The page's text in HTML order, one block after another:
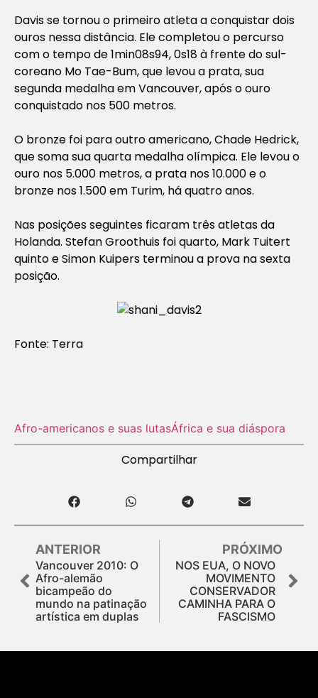
Davis se tornou o primeiro atleta a conquistar dois
ouros nessa distância. Ele completou o percurso
com o tempo de 1min08s94, 0s18 à frente do sul-
coreano Mo Tae-Bum, que levou a prata, sua
segunda medalha em Vancouver, após o ouro
conquistado nos 500 metros.
O bronze foi para outro americano, Chade Hedrick,
que soma sua quarta medalha olímpica. Ele levou o
ouro nos 5.000 metros, a prata nos 10.000 e o
bronze nos 1.500 em Turim, há quatro anos.
Nas posições seguintes ficaram três atletas da
Holanda. Stefan Groothuis foi quarto, Mark Tuitert
quinto e Simon Kuipers terminou a prova na sexta
posição.
Fonte: Terra
Afro-americanos e suas lutasÁfrica e sua diáspora
Compartilhar
ANTERIOR
Vancouver 2010: O
Afro-alemão
bicampeão do
mundo na patinação
artística em duplas
PRÓXIMO
NOS EUA, O NOVO
MOVIMENTO
CONSERVADOR
CAMINHA PARA O
FASCISMO